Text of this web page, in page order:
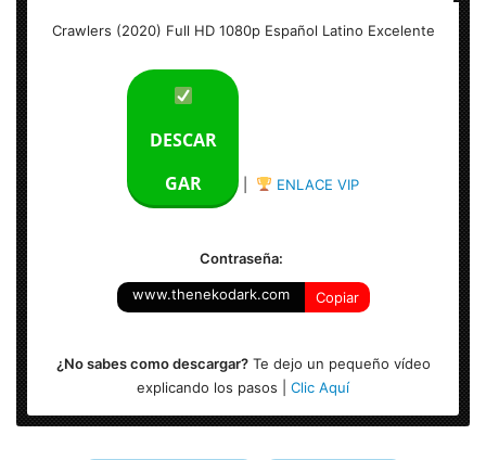
Crawlers (2020) Full HD 1080p Español Latino Excelente
DESCAR
GAR
ENLACE VIP
Contraseña:
www.thenekodark.com Copiar
¿No sabes como descargar?Te dejo un pequeño vídeo
explicando los pasos | Clic Aquí